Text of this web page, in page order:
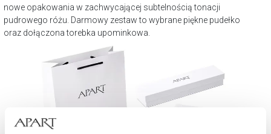
nowe opakowania w zachwycającej subtelnością tonacji
pudrowego różu. Darmowy zestaw to wybrane piękne pudełko
oraz dołączona torebka upominkowa.